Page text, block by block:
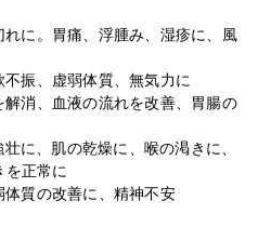
に。胃痛、浮腫み、湿疹に、風
振、虚弱体質、無気力に
消、血液の流れを改善、胃腸の
に、肌の乾燥に、喉の渇きに、
正常に
質の改善に、精神不安